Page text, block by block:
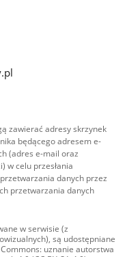
zawierać adresy skrzynek
będącego adresem e-
(adres e-mail oraz
w celu przesłania
danych przez
przetwarzania danych
w serwisie (z
są udostępniane
uznanie autorstwa